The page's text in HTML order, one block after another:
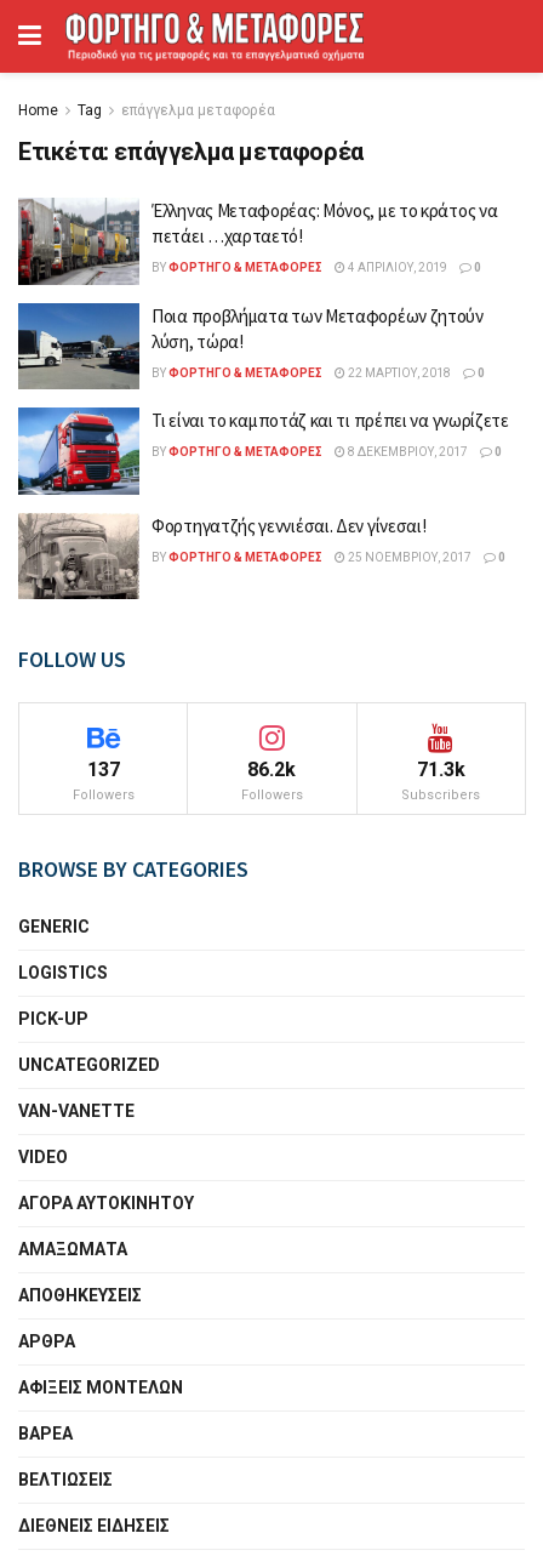
Home Tag επάγγελμα μεταφορέα
Ετικέτα: επάγγελμα μεταφορέα
Έλληνας Μεταφορέας: Μόνος, με το κράτος να
πετάει …χαρταετό!
BYΦΟΡΤΗΓΌ & ΜΕΤΑΦΟΡΈΣ 4 ΑΠΡΙΛΊΟΥ, 2019 0
Ποια προβλήματα των Μεταφορέων ζητούν
λύση, τώρα!
BYΦΟΡΤΗΓΌ & ΜΕΤΑΦΟΡΈΣ 22 ΜΑΡΤΊΟΥ, 2018 0
Τι είναι το καμποτάζ και τι πρέπει να γνωρίζετε
BYΦΟΡΤΗΓΌ & ΜΕΤΑΦΟΡΈΣ 8 ΔΕΚΕΜΒΡΊΟΥ, 2017 0
Φορτηγατζής γεννιέσαι. Δεν γίνεσαι!
BYΦΟΡΤΗΓΌ & ΜΕΤΑΦΟΡΈΣ 25 ΝΟΕΜΒΡΊΟΥ, 2017 0
FOLLOW US
137
Followers
86.2k
Followers
71.3k
Subscribers
BROWSE BY CATEGORIES
GENERIC
LOGISTICS
PICK-UP
UNCATEGORIZED
VAN-VANETTΕ
VIDEO
ΑΓΟΡΑ ΑΥΤΟΚΙΝΗΤΟΥ
ΑΜΑΞΩΜΑΤΑ
ΑΠΟΘΗΚΕΥΣΕΙΣ
ΑΡΘΡΑ
ΑΦΙΞΕΙΣ ΜΟΝΤΕΛΩΝ
ΒΑΡΕΑ
ΒΕΛΤΙΩΣΕΙΣ
ΔΙΕΘΝΕΙΣ ΕΙΔΗΣΕΙΣ